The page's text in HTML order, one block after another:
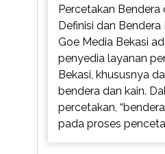
Percetakan Bendera
Definisi dan
Goe Media Bekasi
penyedia layanan
Bekasi, khususnya
bendera dan kain.
percetakan,
pada proses